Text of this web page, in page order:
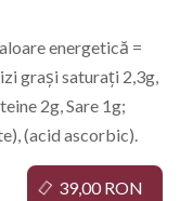
energetică =
grași saturați 2,3g,
2g, Sare 1g;
(acid ascorbic).